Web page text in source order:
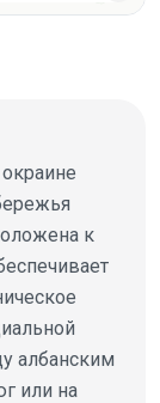
к
албанским
или на